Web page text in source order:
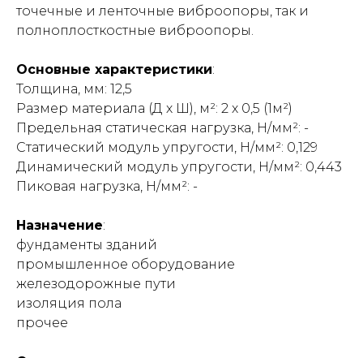
точечные и ленточные виброопоры, так и
полноплосткостные виброопоры.
Основные характеристики:
Толщина, мм: 12,5
Размер материала (Д х Ш), м²: 2 х 0,5 (1м²)
Предельная статическая нагрузка, Н/мм²: -
Статический модуль упругости, Н/мм²: 0,129
Динамический модуль упругости, Н/мм²: 0,443
Пиковая нагрузка, Н/мм²: -
Назначение:
фундаменты зданий
промышленное оборудование
железодорожные пути
изоляция пола
прочее